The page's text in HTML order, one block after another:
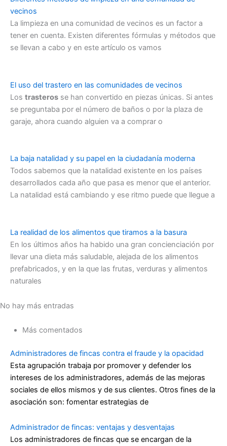
vecinos
La limpieza en una comunidad de vecinos es un factor a
tener en cuenta. Existen diferentes fórmulas y métodos que
se llevan a cabo y en este artículo os vamos
El uso del trastero en las comunidades de vecinos
Los trasteros se han convertido en piezas únicas. Si antes
se preguntaba por el número de baños o por la plaza de
garaje, ahora cuando alguien va a comprar o
La baja natalidad y su papel en la ciudadanía moderna
Todos sabemos que la natalidad existente en los países
desarrollados cada año que pasa es menor que el anterior.
La natalidad está cambiando y ese ritmo puede que llegue a
La realidad de los alimentos que tiramos a la basura
En los últimos años ha habido una gran concienciación por
llevar una dieta más saludable, alejada de los alimentos
prefabricados, y en la que las frutas, verduras y alimentos
naturales
No hay más entradas
Más comentados
Administradores de fincas contra el fraude y la opacidad
Esta agrupación trabaja por promover y defender los
intereses de los administradores, además de las mejoras
sociales de ellos mismos y de sus clientes. Otros fines de la
asociación son: fomentar estrategias de
Administrador de fincas: ventajas y desventajas
Los administradores de fincas que se encargan de la